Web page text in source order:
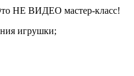
НЕ ВИДЕО мастер-класс!
игрушки;